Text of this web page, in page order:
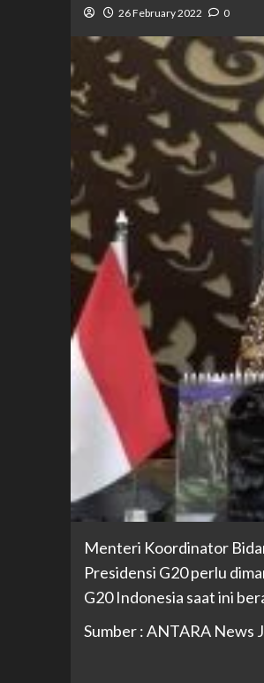
26 February 2022 0
Menteri Koordinator
Presidensi G20 perlu
G20 Indonesia saat ini
Sumber : ANTARA News